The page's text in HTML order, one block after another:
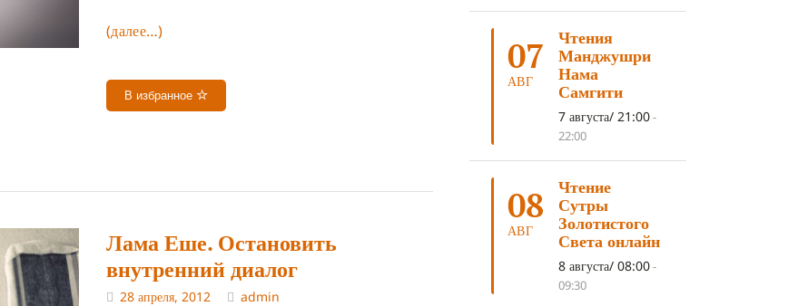
(далее…)
В избранное
Лама Еше. Остановить
внутренний диалог
28 апреля, 2012
admin
КОРОНАВИРУС COVID-19
ЛОСАР(7)
АНАЛИТИЧЕСКАЯ МЕДИТАЦИЯ
КАК МЕДИТИРОВАТЬ
ДОСТ. САНГЬЕ КХАНДРО
ТРИ ОСНОВЫ ПУТИ
ЛХАБАБ ДУЧЕН(5)
ОЧИСТИТЕЛЬНЫЕ ПРАКТИКИ
07
АВГ
Чтения
Манджушри
Нама
Самгити
7 августа/ 21:00-
22:00
08
АВГ
Чтение
Сутры
Золотистого
Света онлайн
8 августа/ 08:00-
09:30